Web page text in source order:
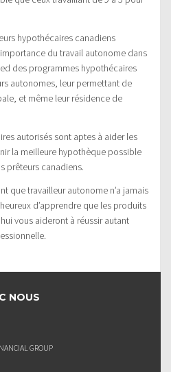
hypothécaires canadiens
du travail autonome dans
des programmes hypothécaires
autonomes, leur permettant de
et même leur résidence de
autorisés sont aptes à aider les
la meilleure hypothèque possible
prêteurs canadiens.
que travailleur autonome n’a jamais
d’apprendre que les produits
vous aideront à réussir autant
NOUS
GROUP